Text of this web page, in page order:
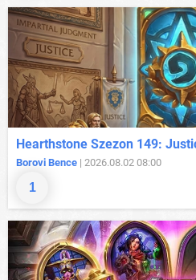
1
Hearthstone Szezon 149:
Borovi Bence | 2026.08.02 08:00